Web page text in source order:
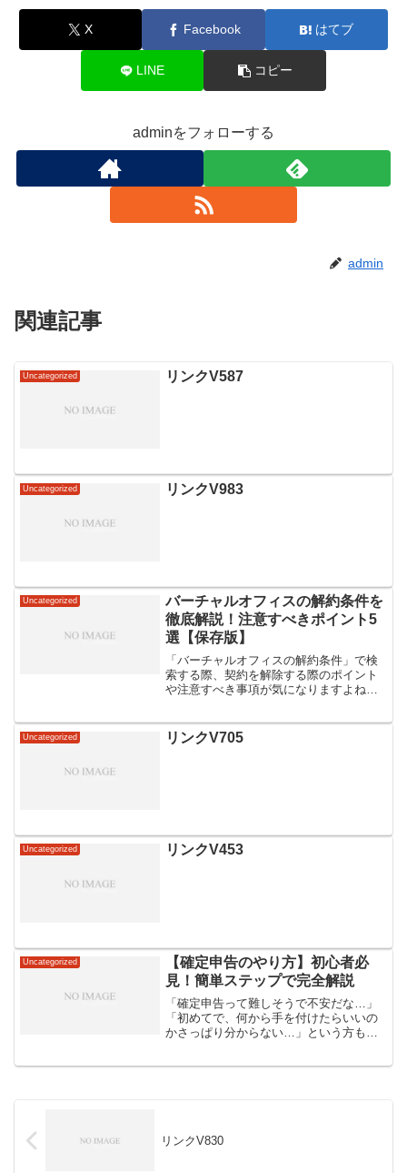
X Facebook はてブ
LINE コピー
adminをフォローする
admin
関連記事
Uncategorized リンクV587
Uncategorized リンクV983
Uncategorized
バーチャルオフィスの解約条件を
徹底解説！注意すべきポイント5
選【保存版】
「バーチャルオフィスの解約条件」で検
索する際、契約を解除する際のポイント
や注意すべき事項が気になりますよね。
か、不安に感じることもあるかもしれま
せん。一方で、解約に関す...
Uncategorized リンクV705
Uncategorized リンクV453
Uncategorized
【確定申告のやり方】初心者必
見！簡単ステップで完全解説
「確定申告って難しそうで不安だな…」
「初めてで、何から手を付けたらいいの
かさっぱり分からない…」という方もい
リンクV830